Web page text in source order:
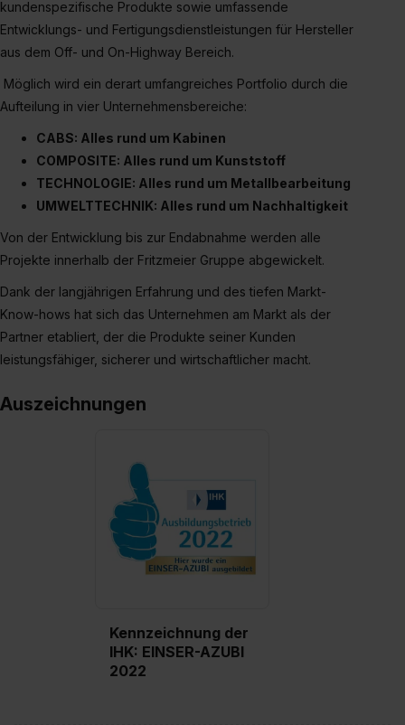
Einzelfall bei dem jeweiligen Inhalt erteilen. Willst du nur
bestimmte Verwendungszwecke zulassen, triff deine
Auswahl über die Checkboxen und klick auf „Auswahl
der Kategorien „Präferenzen“, „Statistiken“ und „Social
Media und Marketing“ umfasst hierbei die Einwilligung
zur Übermittlung deiner Daten in die USA (Art. 49 Abs. 1
S. 1 lit. a) DS-GVO). Die USA verfügen über kein
angemessenes Datenschutzniveau (EuGH – Schrems
II). Du kannst die von dir erteilte Einwilligung jederzeit mit
Datenschutzerklärung unter dem Punkt „Datenschutz-
Einstellungen“ widerrufen. Weitere Informationen zu den
einzelnen Cookies findest du durch Klick auf „Details
zeigen“. Weitere Informationen: Datenschutzerklärung
Impressum
kundenspezifische Produkte sowie umfassende
Entwicklungs- und Fertigungsdienstleistungen für Hersteller
aus dem Off- und On-Highway­ Bereich.
Möglich wird ein derart umfangreiches Portfolio durch die
Aufteilung in vier Unternehmensbereiche:
CABS: Alles rund um Kabinen
COMPOSITE: Alles rund um Kunststoff
TECHNOLOGIE: Alles rund um Metallbearbeitung
UMWELTTECHNIK: Alles rund um Nachhaltigkeit
Von der Entwicklung bis zur Endabnahme werden alle
Projekte innerhalb der Fritzmeier Gruppe abgewickelt.
Dank der langjährigen Erfahrung und des tiefen Markt-
Know-hows hat sich das Unternehmen am Markt als der
Partner etabliert, der die Produkte seiner Kunden
leistungsfähiger, sicherer und wirtschaftlicher macht.
Auszeichnungen
Kennzeichnung der
IHK: EINSER-AZUBI
2022